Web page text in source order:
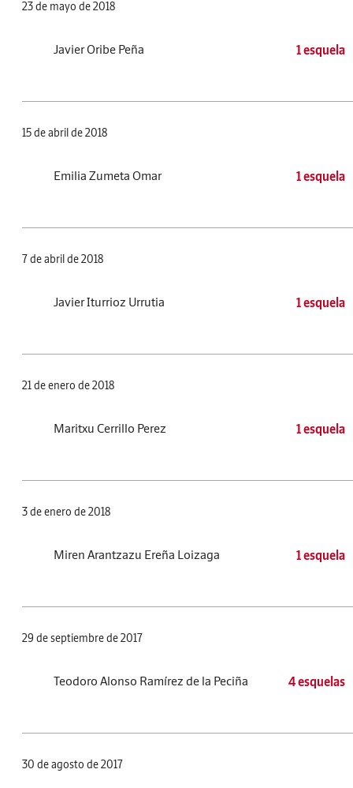
23 de mayo de 2018
Javier Oribe Peña 1 esquela
15 de abril de 2018
Emilia Zumeta Omar 1 esquela
7 de abril de 2018
Javier Iturrioz Urrutia 1 esquela
21 de enero de 2018
Maritxu Cerrillo Perez 1 esquela
3 de enero de 2018
Miren Arantzazu Ereña Loizaga 1 esquela
29 de septiembre de 2017
Teodoro Alonso Ramírez de la Peciña 4 esquelas
30 de agosto de 2017